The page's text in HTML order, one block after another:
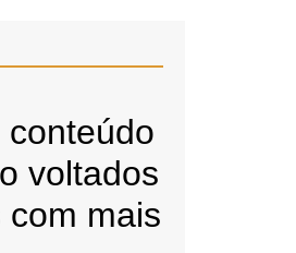
conteúdo
voltados
com mais